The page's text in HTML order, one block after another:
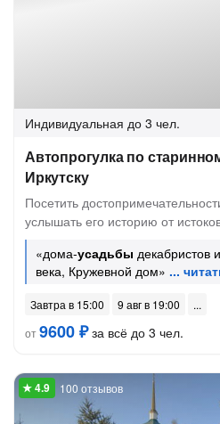
Индивидуальная до 3 чел.
Автопрогулка по
Иркутску
Посетить
услышать его историю от
«дома-усадьбы декабристов
века, Кружевной дом»
Завтра в 15:00
9 авг в 19:00
от9600 ₽за всё до 3 чел.
100 отзывов